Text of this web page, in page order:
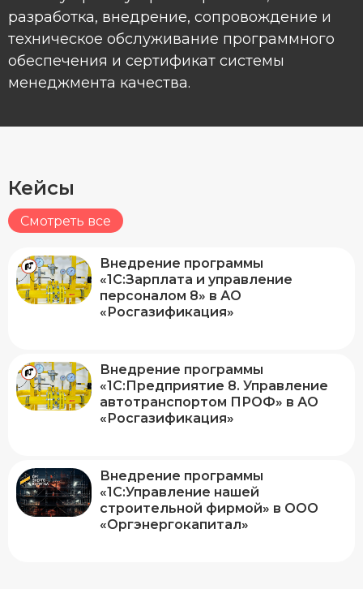
разработка, внедрение, сопровождение и
техническое обслуживание программного
обеспечения и сертификат системы
менеджмента качества.
Кейсы
Смотреть все
Внедрение программы
«1С:Зарплата и управление
персоналом 8» в АО
«Росгазификация»
Внедрение программы
«1С:Предприятие 8. Управление
автотранспортом ПРОФ» в АО
«Росгазификация»
Внедрение программы
«1С:Управление нашей
строительной фирмой» в ООО
«Оргэнергокапитал»